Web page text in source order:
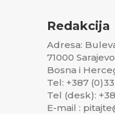
Redakcija
Adresa:
71000
Bosna i
Tel: +387
Tel (desk):
E-mail :